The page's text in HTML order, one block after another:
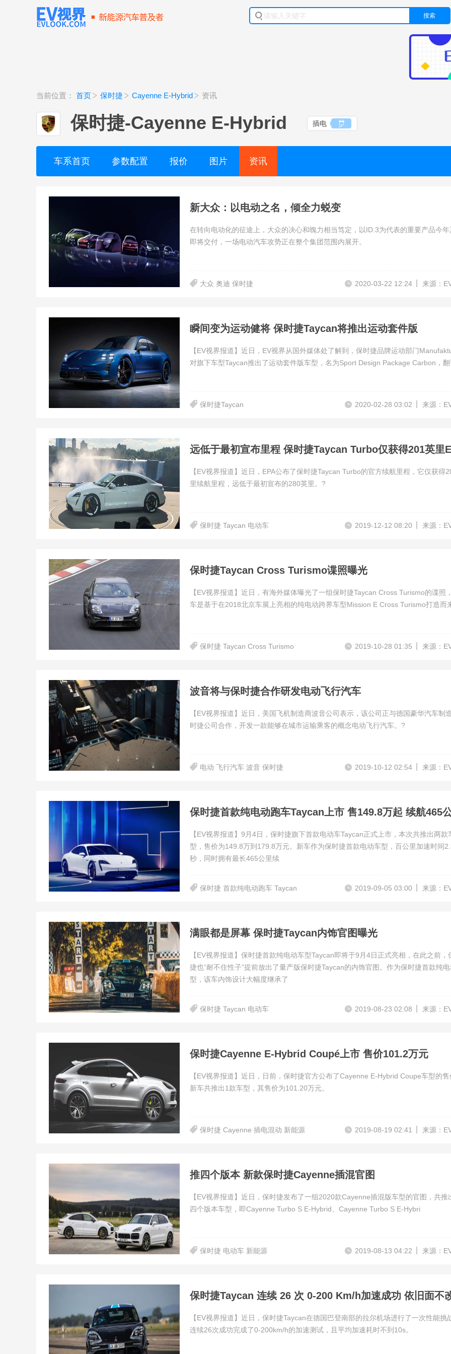
搜索
当前位置： 首页 保时捷 Cayenne E-Hybrid 资讯
保时捷-Cayenne E-Hybrid 插电
车系首页 参数配置 报价 图片 资讯
新大众：以电动之名，倾全力蜕变
在转向电动化的征途上，大众的决心和魄力相当笃定，以ID.3为代表的重要产品今年
即将交付，一场电动汽车攻势正在整个集团范围内展开。
大众 奥迪 保时捷 来源：
2020-03-22 12:24
瞬间变为运动健将 保时捷Taycan将推出运动套件版
【EV视界报道】近日，EV视界从国外媒体处了解到，保时捷品牌运动部门
对旗下车型Taycan推出了运动套件版车型，名为Sport Design Package Carbon，翻
保时捷Taycan 来源：
2020-02-28 03:02
【EV视界报道】近日，EPA公布了保时捷Taycan Turbo的官方续航里程，它仅获得
里续航里程，远低于最初宣布的280英里。?
保时捷 Taycan 电动车 来源：
2019-12-12 08:20
保时捷Taycan Cross Turismo谍照曝光
【EV视界报道】近日，有海外媒体曝光了一组保时捷Taycan Cross Turismo的谍照
车是基于在2018北京车展上亮相的纯电动跨界车型Mission E Cross Turismo打造而
保时捷 Taycan Cross Turismo 来源：
2019-10-28 01:35
波音将与保时捷合作研发电动飞行汽车
【EV视界报道】近日，美国飞机制造商波音公司表示，该公司正与德国豪华汽车制
时捷公司合作，开发一款能够在城市运输乘客的概念电动飞行汽车。?
电动 飞行汽车 波音 保时捷 来源：
2019-10-12 02:54
保时捷首款纯电动跑车Taycan上市 售149.8万起 续航465
【EV视界报道】9月4日，保时捷旗下首款电动车Taycan正式上市，本次共推出两款
型，售价为149.8万到179.8万元。新车作为保时捷首款电动车型，百公里加速时间
秒，同时拥有最长465公里续
保时捷 首款纯电动跑车 Taycan 来源：
2019-09-05 03:00
满眼都是屏幕 保时捷Taycan内饰官图曝光
【EV视界报道】保时捷首款纯电动车型Taycan即将于9月4日正式亮相，在此之前，
捷也“耐不住性子”提前放出了量产版保时捷Taycan的内饰官图。作为保时捷首款纯
型，该车内饰设计大幅度继承了
保时捷 Taycan 电动车 来源：
2019-08-23 02:08
保时捷Cayenne E-Hybrid Coupé上市 售价101.2万元
【EV视界报道】近日，日前，保时捷官方公布了Cayenne E-Hybrid Coupe车型的售
新车共推出1款车型，其售价为101.20万元。
保时捷 Cayenne 插电混动 新能源 来源：
2019-08-19 02:41
推四个版本 新款保时捷Cayenne插混官图
【EV视界报道】近日，保时捷发布了一组2020款Cayenne插混版车型的官图，共推
四个版本车型，即Cayenne Turbo S E-Hybrid、Cayenne Turbo S E-Hybri
保时捷 电动车 新能源 来源：
2019-08-13 04:22
保时捷Taycan 连续 26 次 0-200 Km/h加速成功 依旧面不
【EV视界报道】近日，保时捷Taycan在德国巴登南部的拉尔机场进行了一次性能挑
连续26次成功完成了0-200km/h的加速测试，且平均加速耗时不到10s。